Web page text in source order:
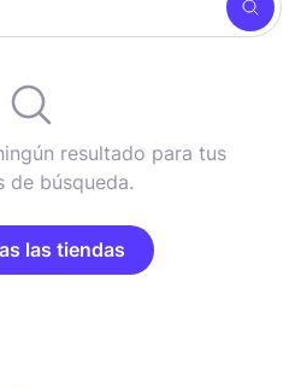
resultado para tus
de búsqueda.
las tiendas